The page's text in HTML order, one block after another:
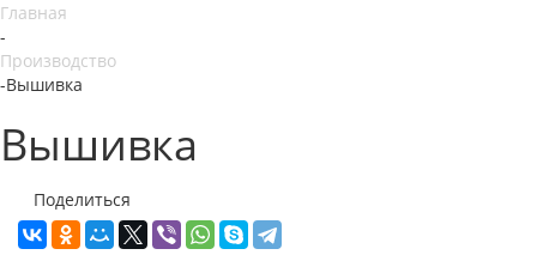
Главная
-
Производство
-Вышивка
Вышивка
Поделиться